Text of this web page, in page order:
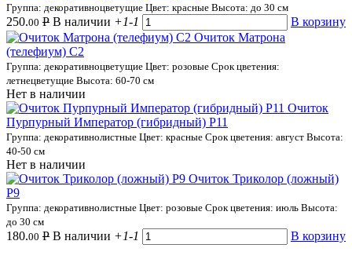
Группа: декоративноцветущие Цвет: красные Высота: до 30 см
250.00 Р В наличии +1-1
В корзину
Очиток Матрона
(телефиум) С2
Группа: декоративноцветущие Цвет: розовые Срок цветения:
летнецветущие Высота: 60-70 см
Нет в наличии
Очиток
Пурпурный Император (гибридный) Р11
Группа: декоративнолистные Цвет: красные Срок цветения: август Высота:
40-50 см
Нет в наличии
Очиток Триколор (ложный)
Р9
Группа: декоративнолистные Цвет: розовые Срок цветения: июль Высота:
до 30 см
180.00 Р В наличии +1-1 В корзину